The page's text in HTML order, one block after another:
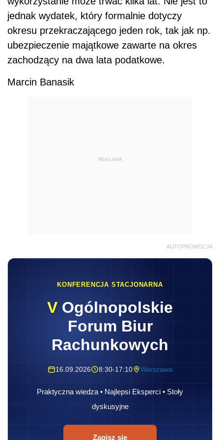
jednak wydatek, który formalnie dotyczy
okresu przekraczającego jeden rok, tak jak np.
ubezpieczenie majątkowe zawarte na okres
zachodzący na dwa lata podatkowe.
Marcin Banasik
REKLAMA
AUTOPROMOCJA
KONFERENCJA STACJONARNA
V Ogólnopolskie
Forum Biur
Rachunkowych
16.09.2026 8:30-17:10 Warszawa
Praktyczna wiedza • Najlepsi Eksperci • Stoły
dyskusyjne
Zapisz się